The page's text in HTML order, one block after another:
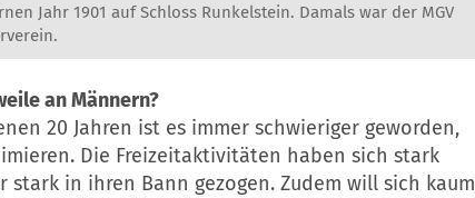
Jahr 1901 auf Schloss Runkelstein. Damals war der MGV
an Männern?
20 Jahren ist es immer schwieriger geworden,
Die Freizeitaktivitäten haben sich stark
stark in ihren Bann gezogen. Zudem will sich kaum